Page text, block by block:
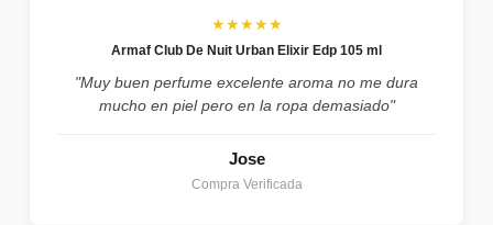
★★★★★
Armaf Club De Nuit Urban Elixir Edp 105 ml
"Muy buen perfume excelente aroma no me dura
mucho en piel pero en la ropa demasiado"
Jose
Compra Verificada